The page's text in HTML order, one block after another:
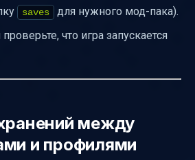
saves
для нужного мод-пака).
что игра запускается
между
и профилями